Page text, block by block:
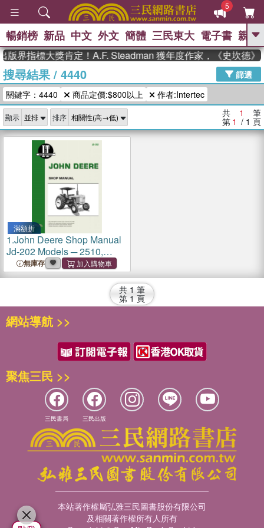
5
GO
The Odyssey 、
父親節 、 如果歷史是一群喵 、 暑期
推薦 、 國際布克獎 臺灣漫遊錄
念華 、 台灣的李登輝時代 、 數學女
孩：黎曼猜想
偉大的迷走神經
暢銷榜 新品 中文 外文 簡體 三民東大 電子書 親子
版界指標大獎肯定！A.F. Steadman 獲年度作家，《史坎德》
搜尋結果/ 4440
篩選
關鍵字：4440
商品定價:$800以上 作者:Intertec
顯示 排序 共 1 筆
第 1 / 1 頁
滿額折
1.John Deere Shop Manual
Jd-202 Models ─ 2510,
2520, 2040, 2240, 2440,
2640, 2840, 4040, 4240,
無庫存
共 1 筆
第 1 頁
網站導航 >>
聚焦三民 >>
三民書局 三民出版
本站著作權屬弘雅三民圖書股份有限公司
及相關著作權所有人所有